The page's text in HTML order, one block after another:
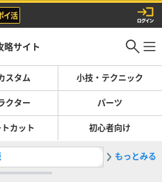
略サイト
スタム 小技・テクニック
クター パーツ
カット 初心者向け
2最強キ
もっとみる